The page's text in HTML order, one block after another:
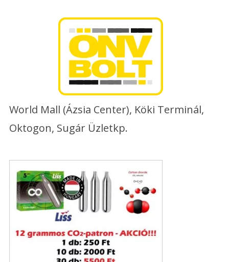
World Mall (Ázsia Center), Köki Terminál,
Oktogon, Sugár Üzletkp.